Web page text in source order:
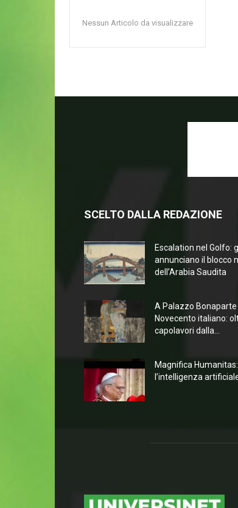
Nessun Articolo da visualizzare
SCELTO DALLA REDAZIONE
Escalation nel Golfo:
annunciano il blocco
dell’Arabia Saudita
A Palazzo Bonaparte
Novecento italiano:
capolavori dalla...
Magnifica
l’intelligenza